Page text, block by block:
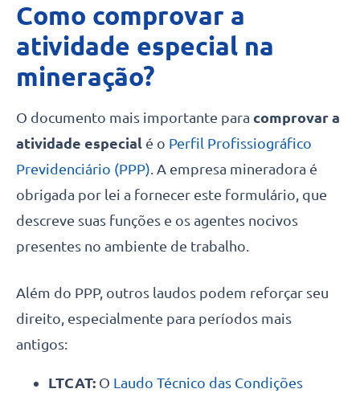
Como comprovar a
atividade especial na
mineração?
O documento mais importante para comprovar a
atividade especial é o Perfil Profissiográfico
Previdenciário (PPP). A empresa mineradora é
obrigada por lei a fornecer este formulário, que
descreve suas funções e os agentes nocivos
presentes no ambiente de trabalho.
Além do PPP, outros laudos podem reforçar seu
direito, especialmente para períodos mais
antigos:
LTCAT: O Laudo Técnico das Condições